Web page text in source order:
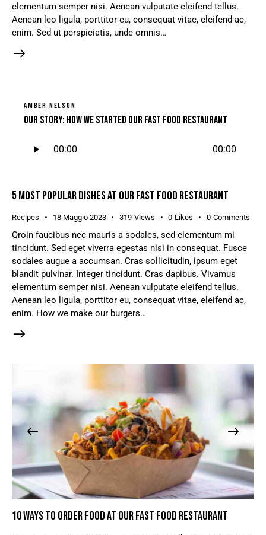
elementum semper nisi. Aenean vulputate eleifend tellus.
Aenean leo ligula, porttitor eu, consequat vitae, eleifend ac,
enim. Sed ut perspiciatis, unde omnis…
AMBER NELSON
Our story: how we started our fast food restaurant
Player
00:00 00:00
5 MOST POPULAR DISHES AT OUR FAST FOOD RESTAURANT
Recipes 18 Maggio 2023 319 Views 0 Likes 0 Comments
Qroin faucibus nec mauris a sodales, sed elementum mi
tincidunt. Sed eget viverra egestas nisi in consequat. Fusce
sodales augue a accumsan. Cras sollicitudin, ipsum eget
blandit pulvinar. Integer tincidunt. Cras dapibus. Vivamus
elementum semper nisi. Aenean vulputate eleifend tellus.
Aenean leo ligula, porttitor eu, consequat vitae, eleifend ac,
enim. How we make our burgers…
10 WAYS TO ORDER FOOD AT OUR FAST FOOD RESTAURANT